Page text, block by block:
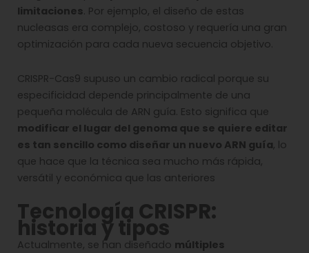
limitaciones. Por ejemplo, el diseño de estas
nucleasas era complejo, costoso y requería una gran
optimización para cada nueva secuencia objetivo.
CRISPR-Cas9 supuso un cambio radical porque su
especificidad depende principalmente de una
pequeña molécula de ARN guía. Esto significa que
modificar el lugar del genoma que se quiere editar
es tan sencillo como diseñar un nuevo ARN guía, lo
que hace que la técnica sea mucho más rápida,
versátil y económica que las anteriores
Tecnología CRISPR:
historia y tipos
Actualmente, se han diseñado múltiples